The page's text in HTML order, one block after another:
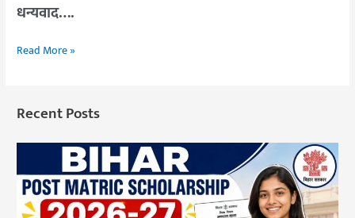
धन्यवाद….
Read More »
Recent Posts